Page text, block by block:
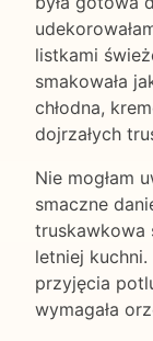
listkami
smakowała
chłodna,
dojrzałych
Nie mogłam
smaczne
truskawkowa
letniej kuchni.
przyjęcia
wymagała